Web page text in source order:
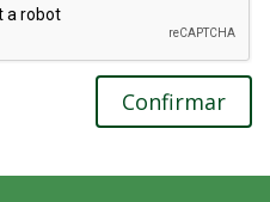
Confirmar